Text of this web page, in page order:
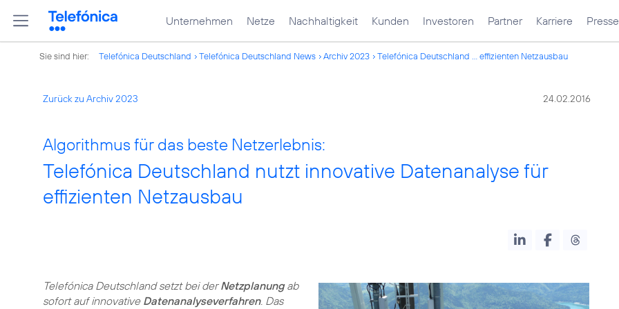
Unternehmen Netze Nachhaltigkeit Kunden Investoren Partner Karriere Presse
Sie sind hier: Telefónica Deutschland Telefónica Deutschland News Archiv 2023 Telefónica Deutschland ... effizienten Netzausbau
Zurück zu Archiv 2023 24.02.2016
Algorithmus für das beste Netzerlebnis:
Telefónica Deutschland nutzt innovative Datenanalyse für
effizienten Netzausbau
Telefónica Deutschland setzt bei derNetzplanungab
sofort auf innovative Datenanalyseverfahren. Das